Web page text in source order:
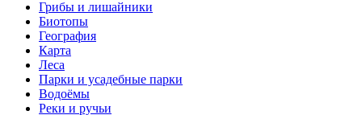
Грибы и лишайники
Биотопы
География
Карта
Леса
Парки и усадебные парки
Водоёмы
Реки и ручьи